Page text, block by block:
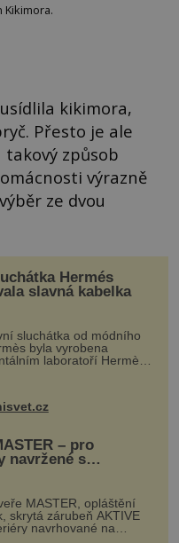
Kikimora.
kikimora,
Přesto je ale
způsob
výrazně
ze dvou
Hermés
slavná kabelka
sluchátka od módního
byla vyrobena
laboratoří Hermès
– pro
navržené s
i vášní!
MASTER, opláštění
skrytá zárubeň AKTIVE
navrhované na
vyžadují atypické